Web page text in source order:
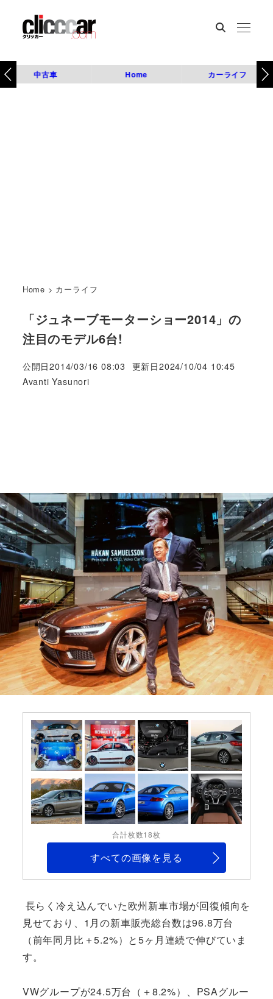
中古車 Home カーライフ
Home > カーライフ
「ジュネーブモーターショー2014」の
注目のモデル6台!
公開日2014/03/16 08:03 更新日2024/10/04 10:45
著
Avanti Yasunori
合計枚数18枚
すべての画像を見る
長らく冷え込んでいた欧州新車市場が回復傾向を
見せており、1月の新車販売総台数は96.8万台
（前年同月比＋5.2%）と5ヶ月連続で伸びていま
す。
VWグループが24.5万台（＋8.2%）、PSAグルー